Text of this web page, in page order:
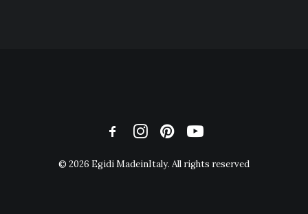
© 2026 Egidi MadeinItaly. All rights reserved